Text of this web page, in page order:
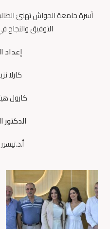
أسرة جامعة الحواش تهنئ
التوفيق والنجاح
إعداد
كارلا
كارول